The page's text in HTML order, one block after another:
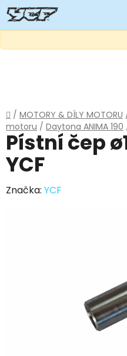
Domů
/ MOTORY & DÍLY MOTORU
motoru / Daytona ANIMA 190
Pístní čep
YCF
Značka: YCF